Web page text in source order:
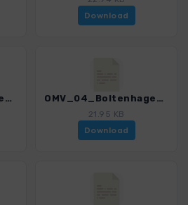
Download
OMV_03_Boltenhagen-Redewisch.gpx OMV_04_Boltenhagen-Tarnewitz.gpx
21.95 KB
Download